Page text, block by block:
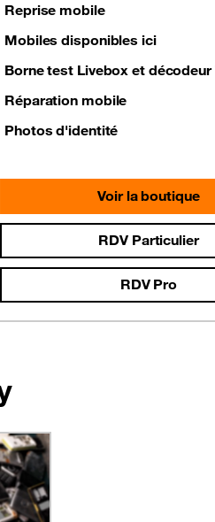
Reprise mobile
Mobiles disponibles ici
Borne test Livebox et décodeur
Réparation mobile
Photos d'identité
Voir la boutique
RDV Particulier
RDV Pro